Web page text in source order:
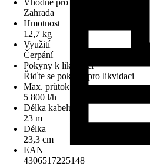
Vhodné pro
Zahrada
Hmotnost
12,7 kg
Využití
Čerpání
Pokyny k likvidaci
Řiďte se pokyny pro likvidaci
Max. průtok
5 800 l/h
Délka kabelu
23 m
Délka
23,3 cm
EAN
4306517225148